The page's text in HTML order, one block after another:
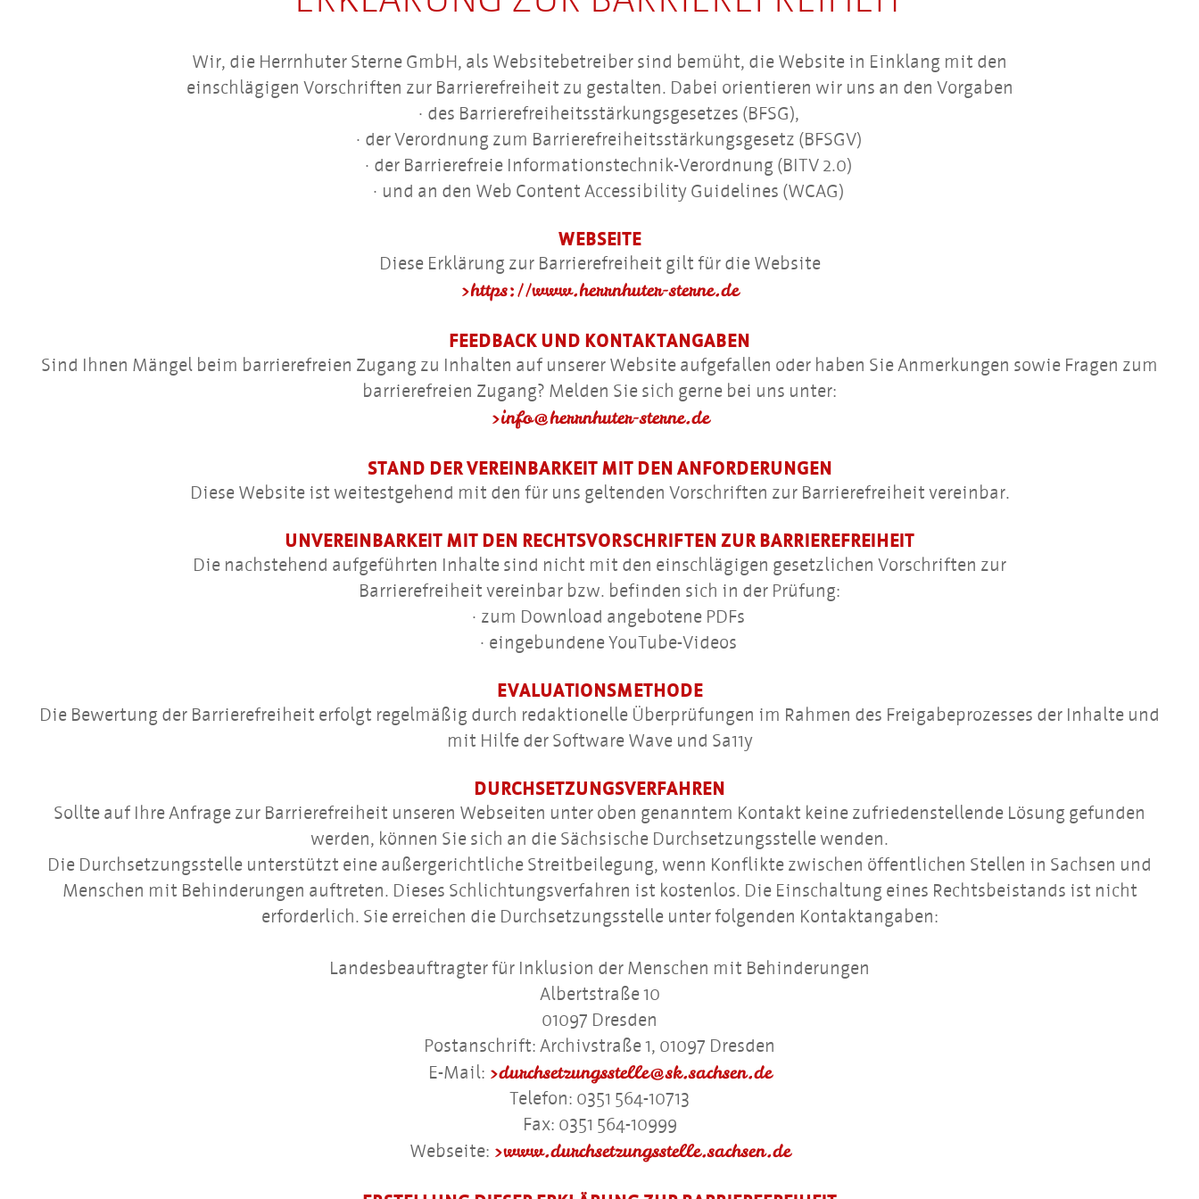
die
Pfeiltasten
zur
Navigation,
Enter
zum
Auswählen
und
Escape
Verlassen.
Bauanleitung
Händlerbereich
Herrnhut & Umgebung
Wir, die Herrnhuter Sterne GmbH, als Websitebetreiber sind bemüht, die Website in Einklang mit den
einschlägigen Vorschriften zur Barrierefreiheit zu gestalten. Dabei orientieren wir uns an den Vorgaben
des Barrierefreiheitsstärkungsgesetzes (BFSG),
der Verordnung zum Barrierefreiheitsstärkungsgesetz (BFSGV)
der Barrierefreie Informationstechnik-Verordnung (BITV 2.0)
und an den Web Content Accessibility Guidelines (WCAG)
WEBSEITE
Diese Erklärung zur Barrierefreiheit gilt für die Website
https://www.herrnhuter-sterne.de
FEEDBACK UND KONTAKTANGABEN
Sind Ihnen Mängel beim barrierefreien Zugang zu Inhalten auf unserer Website aufgefallen oder haben Sie Anmerkungen sowie Fragen zum
barrierefreien Zugang? Melden Sie sich gerne bei uns unter:
info@herrnhuter-sterne.de
STAND DER VEREINBARKEIT MIT DEN ANFORDERUNGEN
Diese Website ist weitestgehend mit den für uns geltenden Vorschriften zur Barrierefreiheit vereinbar.
UNVEREINBARKEIT MIT DEN RECHTSVORSCHRIFTEN ZUR BARRIEREFREIHEIT
Die nachstehend aufgeführten Inhalte sind nicht mit den einschlägigen gesetzlichen Vorschriften zur
Barrierefreiheit vereinbar bzw. befinden sich in der Prüfung:
zum Download angebotene PDFs
eingebundene YouTube-Videos
EVALUATIONSMETHODE
Die Bewertung der Barrierefreiheit erfolgt regelmäßig durch redaktionelle Überprüfungen im Rahmen des Freigabeprozesses der Inhalte und
mit Hilfe der Software Wave und Sa11y
DURCHSETZUNGSVERFAHREN
Sollte auf Ihre Anfrage zur Barrierefreiheit unseren Webseiten unter oben genanntem Kontakt keine zufriedenstellende Lösung gefunden
werden, können Sie sich an die Sächsische Durchsetzungsstelle wenden.
Die Durchsetzungsstelle unterstützt eine außergerichtliche Streitbeilegung, wenn Konflikte zwischen öffentlichen Stellen in Sachsen und
Menschen mit Behinderungen auftreten. Dieses Schlichtungsverfahren ist kostenlos. Die Einschaltung eines Rechtsbeistands ist nicht
erforderlich. Sie erreichen die Durchsetzungsstelle unter folgenden Kontaktangaben:
Landesbeauftragter für Inklusion der Menschen mit Behinderungen
Albertstraße 10
01097 Dresden
Postanschrift: Archivstraße 1, 01097 Dresden
E-Mail:
durchsetzungsstelle@sk.sachsen.de
Telefon: 0351 564-10713
Fax: 0351 564-10999
Webseite:
www.durchsetzungsstelle.sachsen.de